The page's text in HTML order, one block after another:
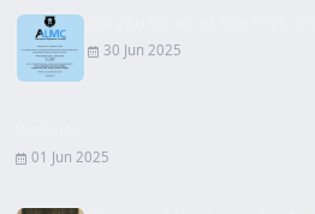
30 Jun 2025
01 Jun 2025